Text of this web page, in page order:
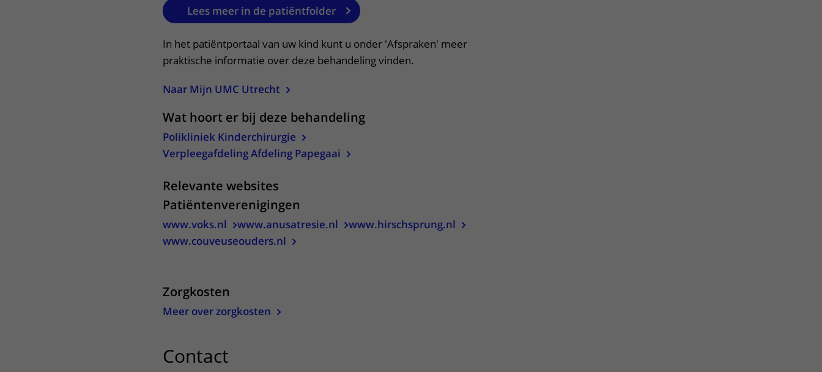
Lees meer in de patiëntfolder
In het patiëntportaal van uw kind kunt u onder 'Afspraken' meer
praktische informatie over deze behandeling vinden.
Naar Mijn UMC Utrecht
Wat hoort er bij deze behandeling
Polikliniek Kinderchirurgie
Verpleegafdeling Afdeling Papegaai
Relevante websites
Patiëntenverenigingen
www.voks.nl www.anusatresie.nl
www.hirschsprung.nl
www.couveuseouders.nl
Zorgkosten
Meer over zorgkosten
Contact